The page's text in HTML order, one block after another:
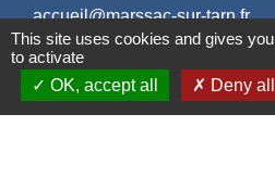
accueil@marssac-sur-tarn.fr
Lien vers les HORAIRES et
de chaque service
This site uses cookies and gives
to activate
OK, accept all
Deny